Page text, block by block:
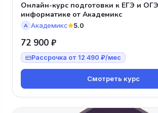
Онлайн-курс подготовки к ЕГЭ и
информатике от Академикс
А Академикс 5.0
72 900 ₽
Рассрочка от 12 490 ₽/мес
Смотреть курс